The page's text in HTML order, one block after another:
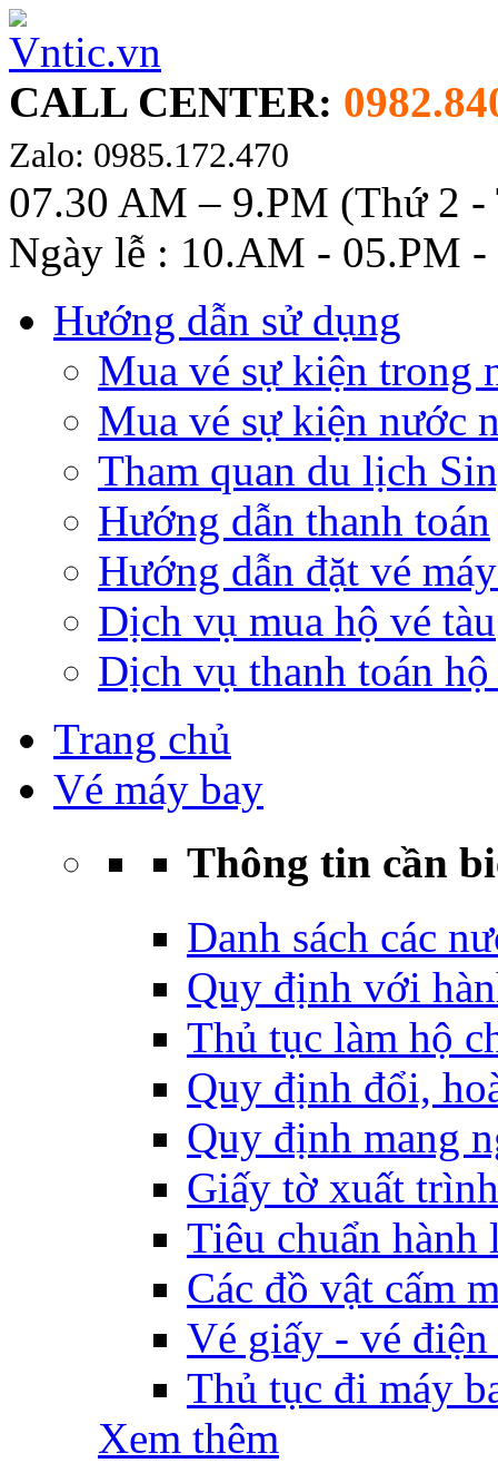
CALL CENTER:
Zalo: 0985.172.470
07.30 AM – 9.PM (Thứ 2 -
Ngày lễ : 10.AM - 05.PM -
Hướng dẫn sử dụng
Mua vé sự kiện trong
Mua vé sự kiện nước
Tham quan du lịch
Hướng dẫn thanh toán
Hướng dẫn đặt vé
Dịch vụ mua hộ vé tàu
Dịch vụ thanh toán hộ
Trang chủ
Vé máy bay
Thông tin cần
Danh sách các
Quy định với
Thủ tục làm hộ
Quy định đổi,
Quy định mang
Giấy tờ xuất
Tiêu chuẩn
Các đồ vật cấm
Vé giấy - vé
Thủ tục đi máy
Xem thêm